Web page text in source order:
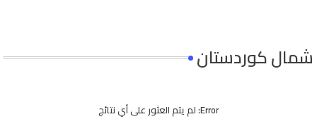
شمال كوردستان
Error: لم يتم العثور على أي نتائج